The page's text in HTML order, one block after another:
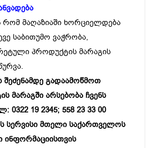
რომ მაღაზიაში ხორციელდება
საბითუმო ვაჭრობა,
პროდუქტის მარაგის
გადაამოწმოთ
მარაგში არსებობა ჩვენს
19 2345; 558 23 33 00
სერვისი მთელი საქართველოს
ინფორმაციისთვის